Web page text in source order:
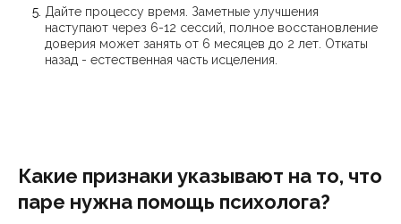
Дайте процессу время. Заметные улучшения
наступают через 6-12 сессий, полное восстановление
доверия может занять от 6 месяцев до 2 лет. Откаты
назад - естественная часть исцеления.
Какие признаки указывают на то, что
паре нужна помощь психолога?